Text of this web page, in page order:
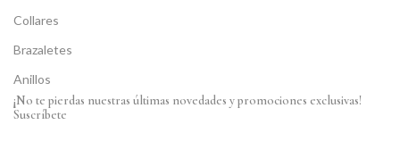
Collares
Brazaletes
Anillos
¡No te pierdas nuestras últimas novedades y promociones exclusivas!
Suscríbete